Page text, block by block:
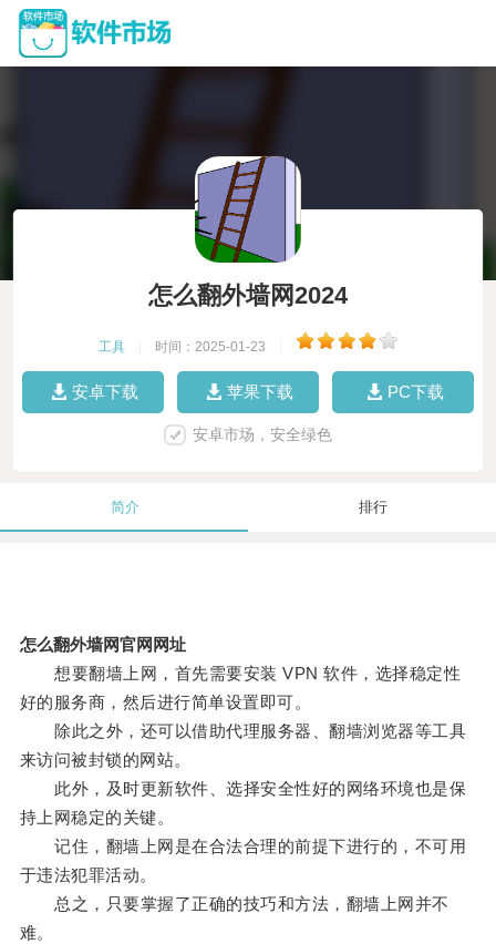
怎么翻外墙网2024
工具 时间：2025-01-23
安卓下载 苹果下载 PC下载
安卓市场，安全绿色
简介 排行
怎么翻外墙网官网网址
想要翻墙上网，首先需要安装 VPN 软件，选择稳定性
好的服务商，然后进行简单设置即可。
除此之外，还可以借助代理服务器、翻墙浏览器等工具
来访问被封锁的网站。
此外，及时更新软件、选择安全性好的网络环境也是保
持上网稳定的关键。
记住，翻墙上网是在合法合理的前提下进行的，不可用
于违法犯罪活动。
总之，只要掌握了正确的技巧和方法，翻墙上网并不
难。